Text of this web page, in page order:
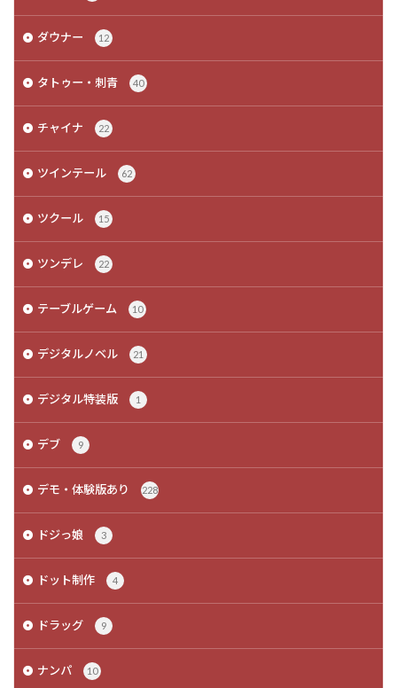
ダウナー 12
タトゥー・刺青 40
チャイナ 22
ツインテール 62
ツクール 15
ツンデレ 22
テーブルゲーム 10
デジタルノベル 21
デジタル特装版 1
デブ 9
デモ・体験版あり 228
ドジっ娘 3
ドット制作 4
ドラッグ 9
ナンパ 10